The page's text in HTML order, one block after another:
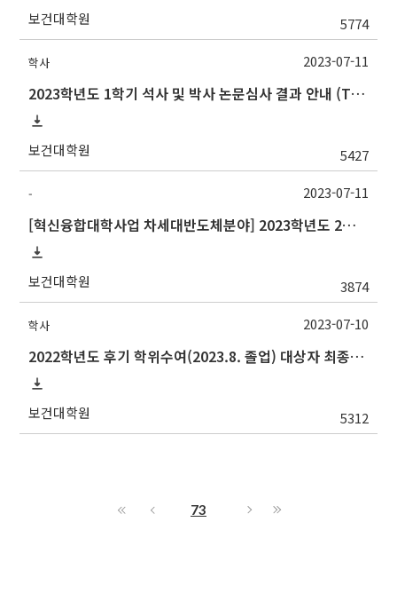
보건대학원 5774
학사
2023학년도 1학기 석사 및 박사 논문심사 결과 안내 (Thesis Defense Result)
보건대학원 5427
2023-07-11
-
[혁신융합대학사업 차세대반도체분야] 2023학년도 2학기 중앙대학교 학점교류 수학 안내
보건대학원 3874
2023-07-11
학사
2022학년도 후기 학위수여(2023.8. 졸업) 대상자 최종인준 논문 제출 안내
보건대학원 5312
2023-07-10
73